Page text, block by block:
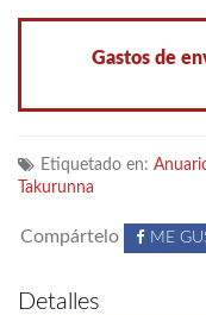
Gastos de
Etiquetado en:
Takurunna
Compártelo ME
Detalles